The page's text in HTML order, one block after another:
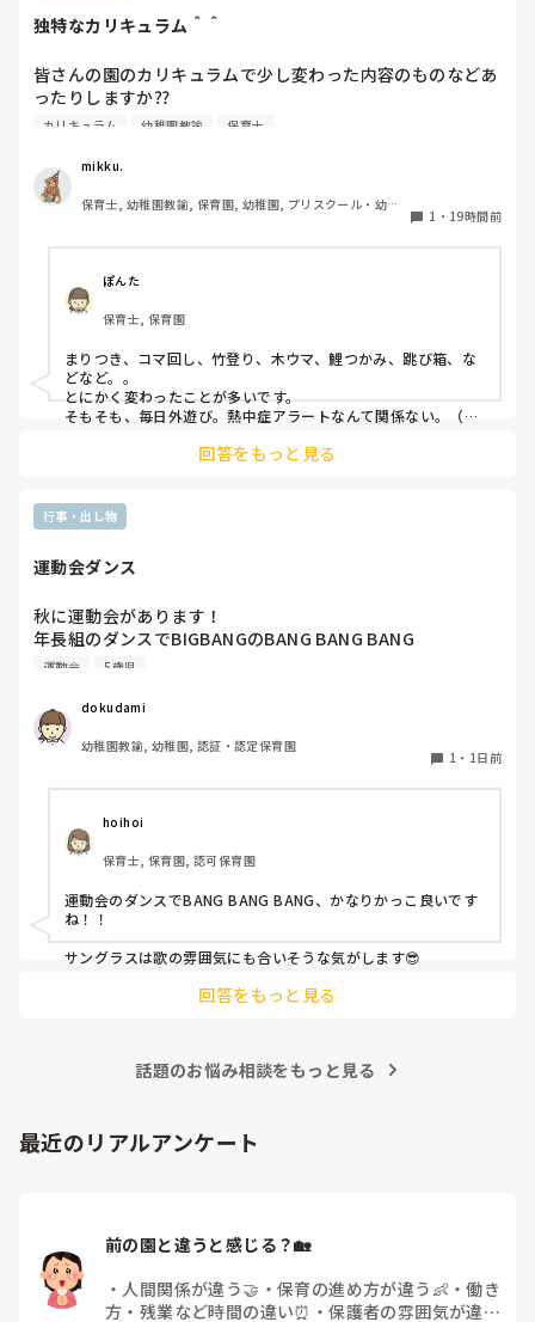
的に全企業（1人以上）へ拡大されます。
従業員数がこの条件より少ない法人？でしょうか？
合う合わないは誰にでもあるし、それを早い段階で見極めるこ
とも必要だと思っています。
何が合わなかったのか。
次に同じことにならないためにちょっと考えてみると良いかも
です😊
独特なカリキュラム＾＾
皆さんの園のカリキュラムで少し変わった内容のものなどあ
ったりしますか⁇
のみ）・乾布摩擦（年中組以上児が体育の時間に体操服の上
から行っています）があります。
♪
カリキュラム 幼稚園教諭 保育士
mikku.
保育士, 幼稚園教諭, 保育園, 幼稚園, プリスクール・幼児
1 ・ 19時間前
ぽんた
保育士, 保育園
まりつき、コマ回し、竹登り、木ウマ、鯉つかみ、跳び箱、な
どなど。。
とにかく変わったことが多いです。
そもそも、毎日外遊び。熱中症アラートなんて関係ない。（日
回答をもっと見る
行事・出し物
運動会ダンス
秋に運動会があります！
年長組のダンスでBIGBANGのBANG BANG BANG
踊ります！
運動会 5歳児
dokudami
幼稚園教諭, 幼稚園, 認証・認定保育園
1 ・ 1日前
hoihoi
保育士, 保育園, 認可保育園
運動会のダンスでBANG BANG BANG、かなりかっこ良いです
ね！！
サングラスは歌の雰囲気にも合いそうな気がします😎
回答をもっと見る
話題のお悩み相談をもっと見る
最近のリアルアンケート
前の園と違うと感じる？🏡
・ 人間関係が違う🤝 ・ 保育の進め方が違う👶 ・働き
方・残業など時間の違い⏰ ・保護者の雰囲気が違う